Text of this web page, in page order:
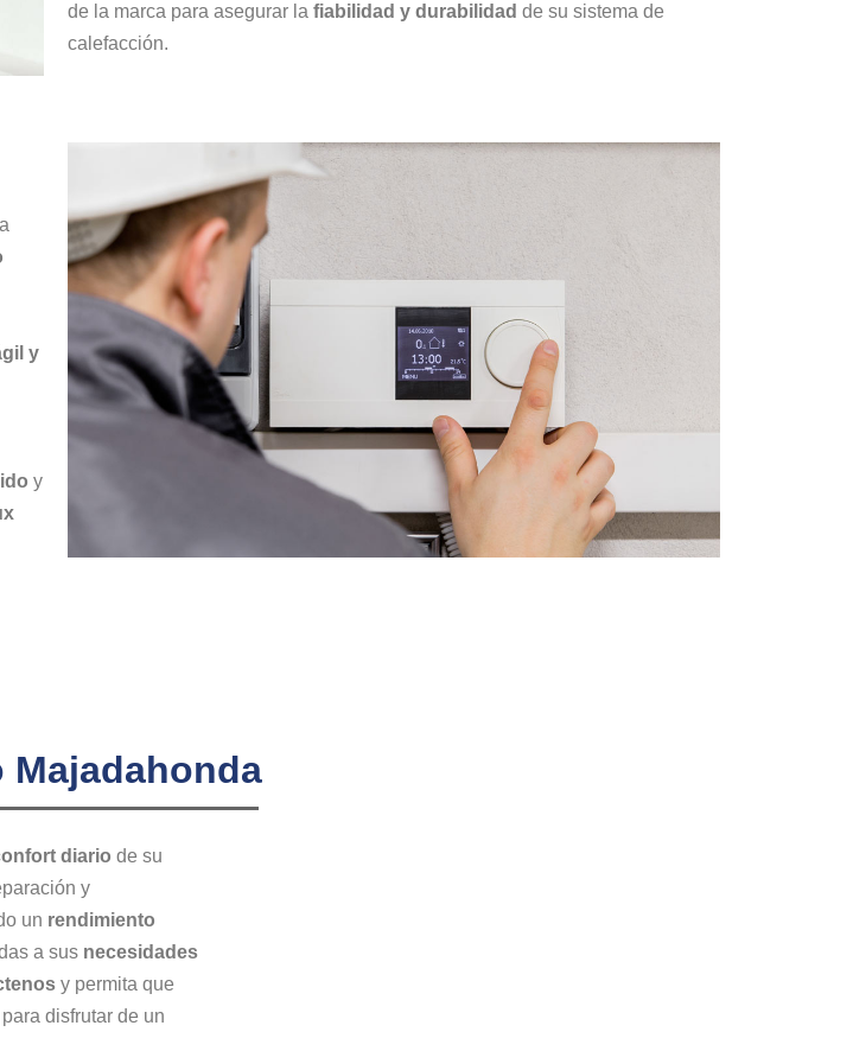
de la marca para asegurar la fiabilidad y durabilidad de su sistema de
calefacción.
y
y
Majadahonda
diario de su
y
un rendimiento
a sus necesidades
y permita que
para disfrutar de un